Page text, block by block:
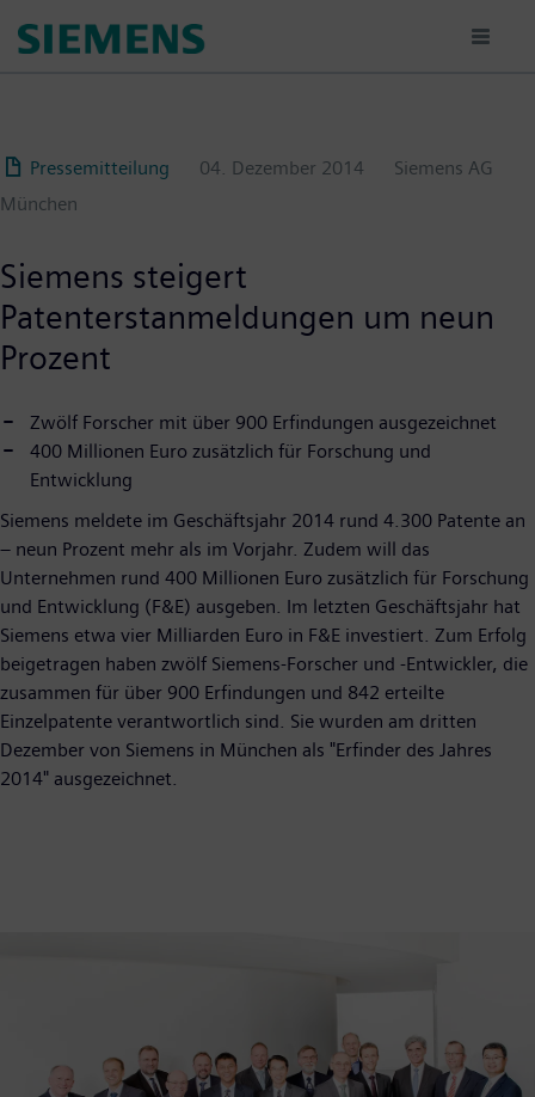
para
Pressemitteilung
04. Dezember 2014
Siemens AG
München
Siemens steigert
Patenterstanmeldungen um neun
Prozent
Zwölf Forscher mit über 900 Erfindungen ausgezeichnet
400 Millionen Euro zusätzlich für Forschung und
Entwicklung
Siemens meldete im Geschäftsjahr 2014 rund 4.300 Patente an
– neun Prozent mehr als im Vorjahr. Zudem will das
Unternehmen rund 400 Millionen Euro zusätzlich für Forschung
und Entwicklung (F&E) ausgeben. Im letzten Geschäftsjahr hat
Siemens etwa vier Milliarden Euro in F&E investiert. Zum Erfolg
beigetragen haben zwölf Siemens-Forscher und -Entwickler, die
zusammen für über 900 Erfindungen und 842 erteilte
Einzelpatente verantwortlich sind. Sie wurden am dritten
Dezember von Siemens in München als "Erfinder des Jahres
2014" ausgezeichnet.